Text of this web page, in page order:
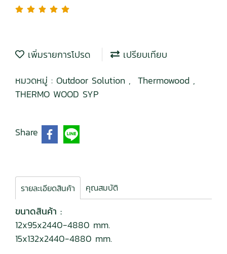
เพิ่มรายการโปรด
เปรียบเทียบ
หมวดหมู่ : Outdoor Solution , Thermowood ,
THERMO WOOD SYP
Share
รายละเอียดสินค้า คุณสมบัติ
ขนาดสินค้า :
12x95x2440-4880 mm.
15x132x2440-4880 mm.